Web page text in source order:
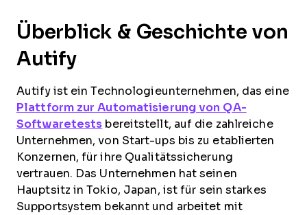
Überblick & Geschichte von
Autify
Autify ist ein Technologieunternehmen, das eine
Plattform zur Automatisierung von QA-
Softwaretests bereitstellt, auf die zahlreiche
Unternehmen, von Start-ups bis zu etablierten
Konzernen, für ihre Qualitätssicherung
vertrauen. Das Unternehmen hat seinen
Hauptsitz in Tokio, Japan, ist für sein starkes
Supportsystem bekannt und arbeitet mit